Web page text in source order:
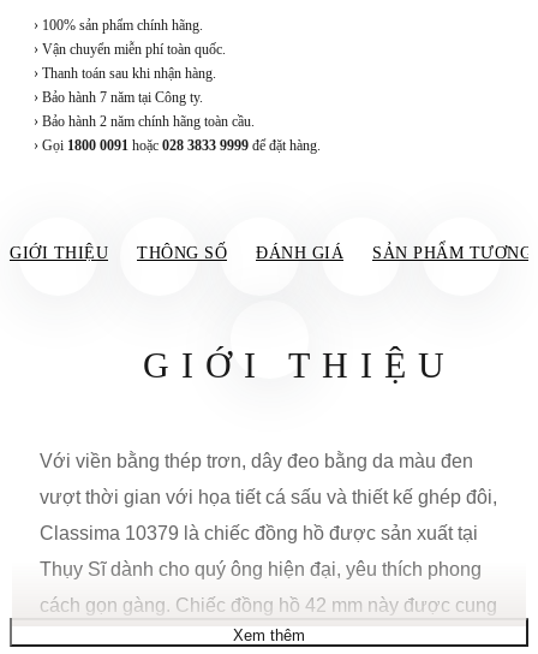
› 100% sản phẩm chính hãng.
› Vận chuyển miễn phí toàn quốc.
› Thanh toán sau khi nhận hàng.
› Bảo hành 7 năm tại Công ty.
› Bảo hành 2 năm chính hãng toàn cầu.
› Gọi 1800 0091 hoặc 028 3833 9999 để đặt hàng.
GIỚI THIỆU THÔNG SỐ ĐÁNH GIÁ SẢN PHẨM TƯƠNG
GIỚI THIỆU
Với viền bằng thép trơn, dây đeo bằng da màu đen
vượt thời gian với họa tiết cá sấu và thiết kế ghép đôi,
Classima 10379 là chiếc đồng hồ được sản xuất tại
Thụy Sĩ dành cho quý ông hiện đại, yêu thích phong
cách gọn gàng. Chiếc đồng hồ 42 mm này được cung
cấp năng lượng bởi bộ máy thạch anh. Nó có các
Xem thêm